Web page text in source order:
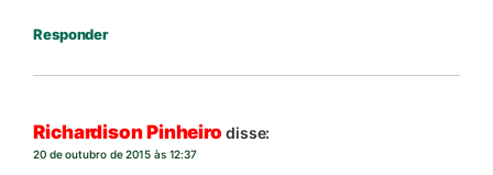
Responder
Richardison Pinheiro disse:
20 de outubro de 2015 às 12:37